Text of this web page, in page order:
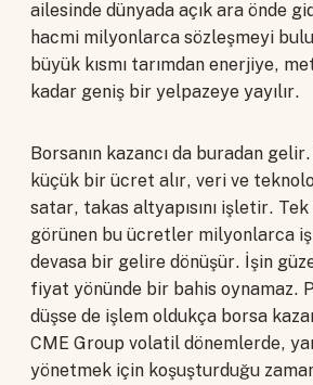
ailesinde dünyada açık ara önde
hacmi milyonlarca sözleşmeyi
büyük kısmı tarımdan enerjiye,
kadar geniş bir yelpazeye yayılır.
Borsanın kazancı da buradan
küçük bir ücret alır, veri ve
satar, takas altyapısını işletir.
görünen bu ücretler milyonlarca
devasa bir gelire dönüşür. İşin
fiyat yönünde bir bahis oynamaz.
düşse de işlem oldukça borsa
CME Group volatil dönemlerde,
yönetmek için koşuşturduğu